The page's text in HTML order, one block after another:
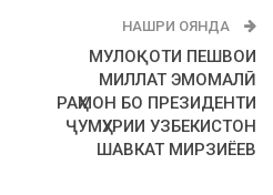
НАШРИ ОЯНДА
МУЛОҚОТИ ПЕШВОИ
МИЛЛАТ ЭМОМАЛӢ
РАҲМОН БО ПРЕЗИДЕНТИ
ҶУМҲУРИИ УЗБЕКИСТОН
ШАВКАТ МИРЗИЁЕВ